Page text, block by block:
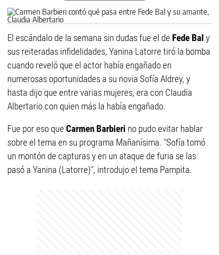
El escándalo de la semana sin dudas fue el de Fede Bal y
sus reiteradas infidelidades, Yanina Latorre tiró la bomba
cuando reveló que el actor había engañado en
numerosas oportunidades a su novia Sofía Aldrey, y
hasta dijo que entre varias mujeres, era con Claudia
Albertario con quien más la había engañado.
Fue por eso que Carmen Barbieri no pudo evitar hablar
sobre el tema en su programa Mañanísima. "Sofía tomó
un montón de capturas y en un ataque de furia se las
pasó a Yanina (Latorre)", introdujo el tema Pampita.